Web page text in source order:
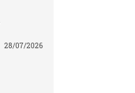
28/07/2026